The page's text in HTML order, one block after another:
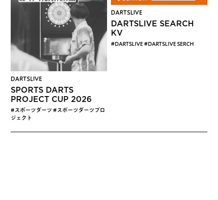
DARTSLIVE
SPORTS DARTS
PROJECT CUP 2026
#スポーツダーツ #スポーツダーツプロ
ジェクト
DARTSLIVE
DARTSLIVE SEARCH
KV
#DARTSLIVE #DARTSLIVE SERCH